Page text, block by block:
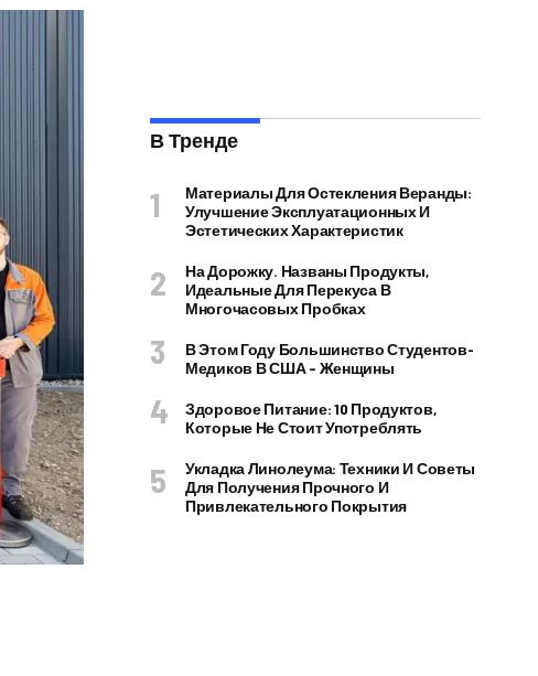
В Тренде
Материалы Для Остекления Веранды:
Улучшение Эксплуатационных И
Эстетических Характеристик
На Дорожку. Названы Продукты,
Идеальные Для Перекуса В
Многочасовых Пробках
В Этом Году Большинство Студентов-
Медиков В США – Женщины
Здоровое Питание: 10 Продуктов,
Которые Не Стоит Употреблять
Укладка Линолеума: Техники И Советы
Для Получения Прочного И
Привлекательного Покрытия